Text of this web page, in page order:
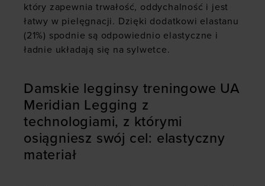
który zapewnia trwałość, oddychalność i jest
łatwy w pielęgnacji. Dzięki dodatkowi elastanu
(21%) spodnie są odpowiednio elastyczne i
ładnie układają się na sylwetce.
Damskie legginsy treningowe UA
Meridian Legging z
technologiami, z którymi
osiągniesz swój cel: elastyczny
materiał